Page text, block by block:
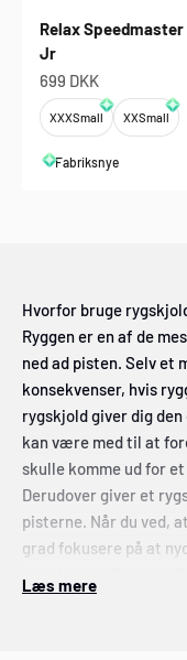
Relax Speedmaster
Jr
Salgspris
699 DKK
XXXSmall XXSmall
Fabriksnye
Hvorfor bruge
Ryggen er en af de
ned ad pisten. Selv et
konsekvenser, hvis
rygskjold giver dig
kan være med til at
skulle komme ud for
Derudover giver et
pisterne. Når du ved,
grad fokusere på at
Rygskjolde er ikke
Læs mere